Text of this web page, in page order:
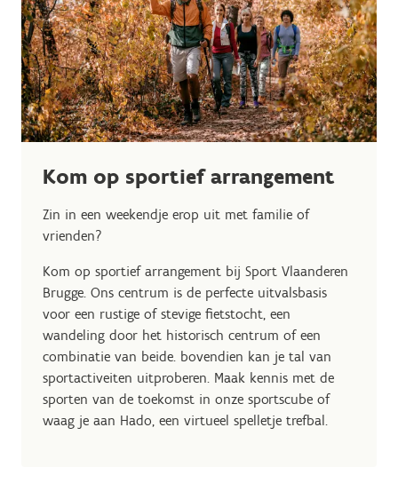
Kom op sportief arrangement
Zin in een weekendje erop uit met familie of
vrienden?
Kom op sportief arrangement bij Sport Vlaanderen
Brugge. Ons centrum is de perfecte uitvalsbasis
voor een rustige of stevige fietstocht, een
wandeling door het historisch centrum of een
combinatie van beide. bovendien kan je tal van
sportactiveiten uitproberen. Maak kennis met de
sporten van de toekomst in onze sportscube of
waag je aan Hado, een virtueel spelletje trefbal.